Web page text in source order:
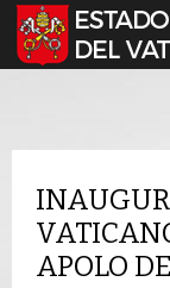
Seleccione su idioma
APOLO